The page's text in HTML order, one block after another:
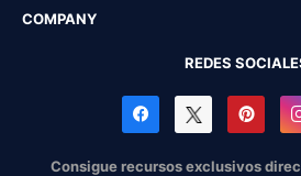
COMPANY
REDES
Consigue recursos exclusivos